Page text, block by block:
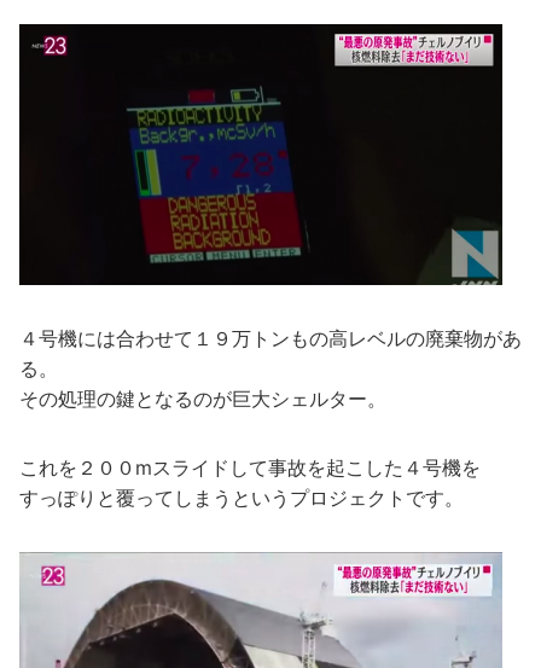
４号機には合わせて１９万トンもの高レベルの廃棄物があ
る。
その処理の鍵となるのが巨大シェルター。
これを２００mスライドして事故を起こした４号機を
すっぽりと覆ってしまうというプロジェクトです。